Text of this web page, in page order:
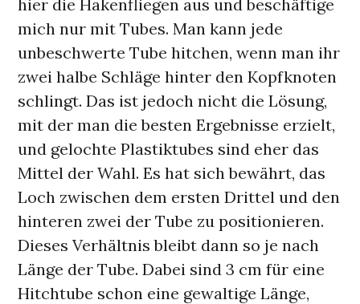
hier die Hakenfliegen aus und beschäftige
mich nur mit Tubes. Man kann jede
unbeschwerte Tube hitchen, wenn man ihr
zwei halbe Schläge hinter den Kopfknoten
schlingt. Das ist jedoch nicht die Lösung,
mit der man die besten Ergebnisse erzielt,
und gelochte Plastiktubes sind eher das
Mittel der Wahl. Es hat sich bewährt, das
Loch zwischen dem ersten Drittel und den
hinteren zwei der Tube zu positionieren.
Dieses Verhältnis bleibt dann so je nach
Länge der Tube. Dabei sind 3 cm für eine
Hitchtube schon eine gewaltige Länge,